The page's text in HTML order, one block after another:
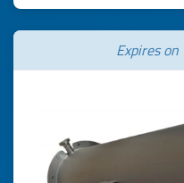
Expires on